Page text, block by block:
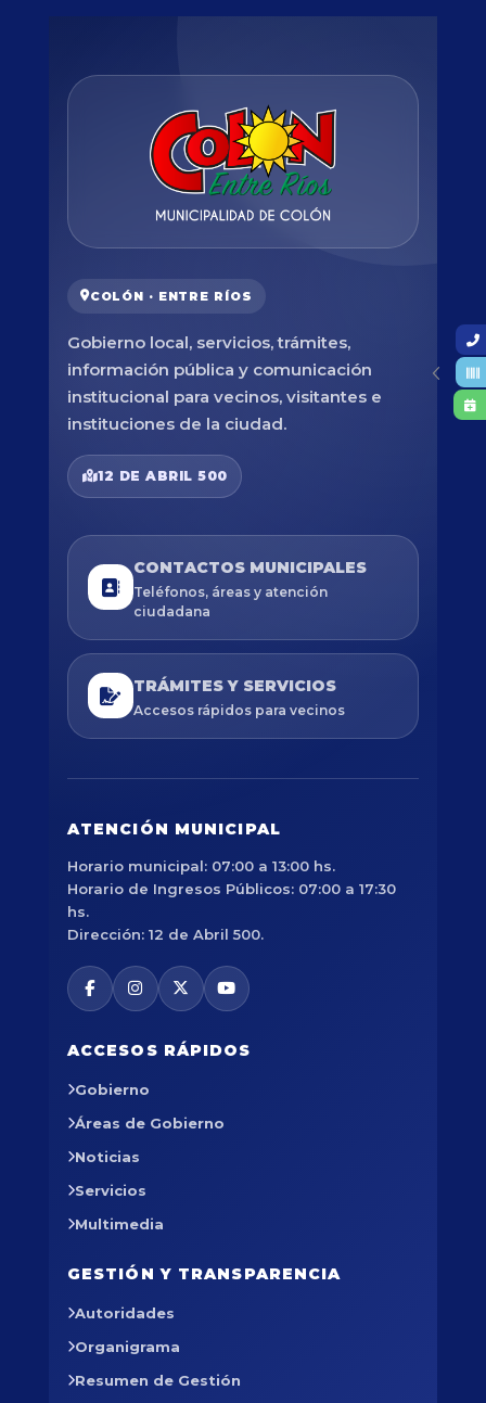
COLÓN · ENTRE RÍOS
Gobierno local, servicios, trámites,
información pública y comunicación
institucional para vecinos, visitantes e
instituciones de la ciudad.
12 DE ABRIL 500
CONTACTOS MUNICIPALES
Teléfonos, áreas y atención
ciudadana
TRÁMITES Y SERVICIOS
Accesos rápidos para vecinos
ATENCIÓN MUNICIPAL
Horario municipal: 07:00 a 13:00 hs.
Horario de Ingresos Públicos: 07:00 a 17:30
hs.
Dirección: 12 de Abril 500.
ACCESOS RÁPIDOS
Gobierno
Áreas de Gobierno
Noticias
Servicios
Multimedia
GESTIÓN Y TRANSPARENCIA
Autoridades
Organigrama
Resumen de Gestión